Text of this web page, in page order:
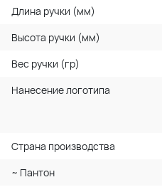
Длина ручки (мм)
Высота ручки (мм)
Вес ручки (гр)
Нанесение логотипа
Страна производства
~ Пантон